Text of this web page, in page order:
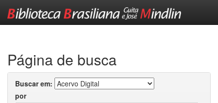
Página de busca
Buscar em:
por